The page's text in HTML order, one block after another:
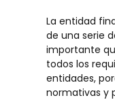
La entidad
de una serie
importante
todos los
entidades,
normativas y